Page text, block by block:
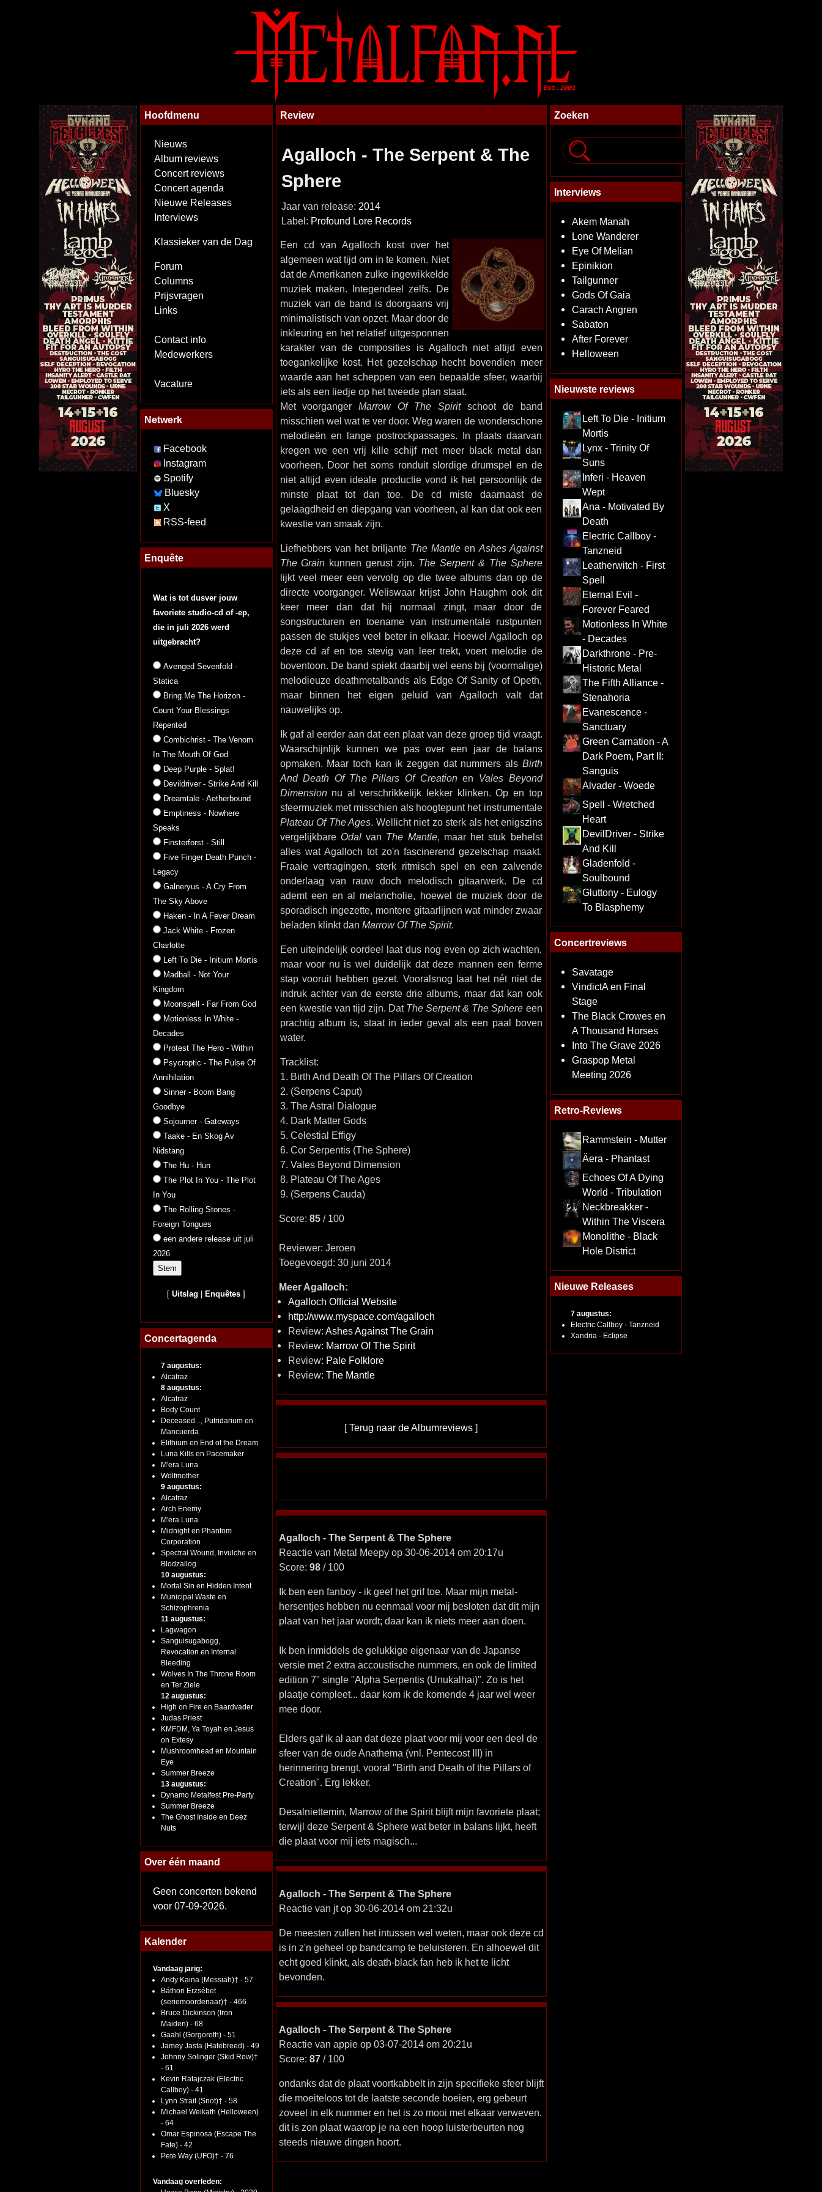
Hoofdmenu
Nieuws
Album reviews
Concert reviews
Concert agenda
Nieuwe Releases
Interviews
Klassieker van de Dag
Forum
Columns
Prijsvragen
Links
Contact info
Medewerkers
Vacature
Netwerk
Facebook
Instagram
Spotify
Bluesky
X
RSS-feed
Enquête
Wat is tot dusver jouw
favoriete studio-cd of -ep,
die in juli 2026 werd
uitgebracht?
Avenged Sevenfold -
Statica
Bring Me The Horizon -
Count Your Blessings
Repented
Combichrist - The Venom
In The Mouth Of God
Deep Purple - Splat!
Devildriver - Strike And Kill
Dreamtale - Aetherbound
Emptiness - Nowhere
Speaks
Finsterforst - Still
Five Finger Death Punch -
Legacy
Galneryus - A Cry From
The Sky Above
Haken - In A Fever Dream
Jack White - Frozen
Charlotte
Left To Die - Initium Mortis
Madball - Not Your
Kingdom
Moonspell - Far From God
Motionless In White -
Decades
Protest The Hero - Within
Psycroptic - The Pulse Of
Annihilation
Sinner - Boom Bang
Goodbye
Sojourner - Gateways
Taake - En Skog Av
Nidstang
The Hu - Hun
The Plot In You - The Plot
In You
The Rolling Stones -
Foreign Tongues
een andere release uit juli
2026
[Uitslag Enquêtes ]
Concertagenda
7 augustus:
Alcatraz
8 augustus:
Alcatraz
Body Count
Deceased..., Putridarium en
Mancuerda
Elithium en End of the Dream
Luna Kills en Pacemaker
M'era Luna
Wolfmother
9 augustus:
Alcatraz
Arch Enemy
M'era Luna
Midnight en Phantom
Corporation
Spectral Wound, Invulche en
Blodzallog
10 augustus:
Mortal Sin en Hidden Intent
Municipal Waste en
Schizophrenia
11 augustus:
Lagwagon
Sanguisugabogg,
Revocation en Internal
Bleeding
Wolves In The Throne Room
en Ter Ziele
12 augustus:
High on Fire en Baardvader
Judas Priest
KMFDM, Ya Toyah en Jesus
on Extesy
Mushroomhead en Mountain
Eye
Summer Breeze
13 augustus:
Dynamo Metalfest Pre-Party
Summer Breeze
The Ghost Inside en Deez
Nuts
Over één maand
Geen concerten bekend
voor 07-09-2026.
Kalender
Vandaag jarig:
Andy Kaina (Messiah)† - 57
Báthori Erzsébet
(seriemoordenaar)† - 466
Bruce Dickinson (Iron
Maiden) - 68
Gaahl (Gorgoroth) - 51
Jamey Jasta (Hatebreed) - 49
Johnny Solinger (Skid Row)†
- 61
Kevin Ratajczak (Electric
Callboy) - 41
Lynn Strait (Snot)† - 58
Michael Weikath (Helloween)
- 64
Omar Espinosa (Escape The
Fate) - 42
Pete Way (UFO)† - 76
Vandaag overleden:
Review
Agalloch - The Serpent & The
Sphere
Jaar van release: 2014
Label: Profound Lore Records
Een cd van Agalloch kost over het
algemeen wat tijd om in te komen. Niet
dat de Amerikanen zulke ingewikkelde
muziek maken. Integendeel zelfs. De
muziek van de band is doorgaans vrij
minimalistisch van opzet. Maar door de
inkleuring en het relatief uitgesponnen
karakter van de composities is Agalloch niet altijd even
toegankelijke kost. Het gezelschap hecht bovendien meer
waarde aan het scheppen van een bepaalde sfeer, waarbij
iets als een liedje op het tweede plan staat.
Met voorgangerMarrow Of The Spiritschoot de band
misschien wel wat te ver door. Weg waren de wonderschone
melodieën en lange postrockpassages. In plaats daarvan
kregen we een vrij kille schijf met meer black metal dan
voorheen. Door het soms ronduit slordige drumspel en de
niet altijd even ideale productie vond ik het persoonlijk de
minste plaat tot dan toe. De cd miste daarnaast de
gelaagdheid en diepgang van voorheen, al kan dat ook een
kwestie van smaak zijn.
Liefhebbers van het briljante The Mantleen Ashes Against
The Grain kunnen gerust zijn. The Serpent & The Sphere
lijkt veel meer een vervolg op die twee albums dan op de
directe voorganger. Weliswaar krijst John Haughm ook dit
keer meer dan dat hij normaal zingt, maar door de
songstructuren en toename van instrumentale rustpunten
passen de stukjes veel beter in elkaar. Hoewel Agalloch op
deze cd af en toe stevig van leer trekt, voert melodie de
boventoon. De band spiekt daarbij wel eens bij (voormalige)
melodieuze deathmetalbands als Edge Of Sanity of Opeth,
maar binnen het eigen geluid van Agalloch valt dat
nauwelijks op.
Ik gaf al eerder aan dat een plaat van deze groep tijd vraagt.
Waarschijnlijk kunnen we pas over een jaar de balans
opmaken. Maar toch kan ik zeggen dat nummers als Birth
And Death Of The Pillars Of Creationen Vales Beyond
Dimensionnu al verschrikkelijk lekker klinken. Op en top
sfeermuziek met misschien als hoogtepunt het instrumentale
Plateau Of The Ages. Wellicht niet zo sterk als het enigszins
vergelijkbare Odalvan The Mantle, maar het stuk behelst
alles wat Agalloch tot zo'n fascinerend gezelschap maakt.
Fraaie vertragingen, sterk ritmisch spel en een zalvende
onderlaag van rauw doch melodisch gitaarwerk. De cd
ademt een en al melancholie, hoewel de muziek door de
sporadisch ingezette, montere gitaarlijnen wat minder zwaar
beladen klinkt dan Marrow Of The Spirit.
Een uiteindelijk oordeel laat dus nog even op zich wachten,
maar voor nu is wel duidelijk dat deze mannen een ferme
stap vooruit hebben gezet. Vooralsnog laat het nét niet de
indruk achter van de eerste drie albums, maar dat kan ook
een kwestie van tijd zijn. Dat The Serpent & The Sphere een
prachtig album is, staat in ieder geval als een paal boven
water.
Tracklist:
1. Birth And Death Of The Pillars Of Creation
2. (Serpens Caput)
3. The Astral Dialogue
4. Dark Matter Gods
5. Celestial Effigy
6. Cor Serpentis (The Sphere)
7. Vales Beyond Dimension
8. Plateau Of The Ages
9. (Serpens Cauda)
Score: 85/ 100
Reviewer: Jeroen
Toegevoegd: 30 juni 2014
Meer Agalloch:
Agalloch Official Website
http://www.myspace.com/agalloch
Review: Ashes Against The Grain
Review: Marrow Of The Spirit
Review: Pale Folklore
Review: The Mantle
[Terug naar de Albumreviews ]
Agalloch - The Serpent & The Sphere
Reactie van Metal Meepy op 30-06-2014 om 20:17u
Score: 98/ 100
Ik ben een fanboy - ik geef het grif toe. Maar mijn metal-
hersentjes hebben nu eenmaal voor mij besloten dat dit mijn
plaat van het jaar wordt; daar kan ik niets meer aan doen.
Ik ben inmiddels de gelukkige eigenaar van de Japanse
versie met 2 extra accoustische nummers, en ook de limited
edition 7" single "Alpha Serpentis (Unukalhai)". Zo is het
plaatje compleet... daar kom ik de komende 4 jaar wel weer
mee door.
Elders gaf ik al aan dat deze plaat voor mij voor een deel de
sfeer van de oude Anathema (vnl. Pentecost III) in
herinnering brengt, vooral "Birth and Death of the Pillars of
Creation". Erg lekker.
Desalniettemin, Marrow of the Spirit blijft mijn favoriete plaat;
terwijl deze Serpent & Sphere wat beter in balans lijkt, heeft
die plaat voor mij iets magisch...
Agalloch - The Serpent & The Sphere
Reactie van jt op 30-06-2014 om 21:32u
De meesten zullen het intussen wel weten, maar ook deze cd
is in z'n geheel op bandcamp te beluisteren. En alhoewel dit
echt goed klinkt, als death-black fan heb ik het te licht
bevonden.
Agalloch - The Serpent & The Sphere
Reactie van appie op 03-07-2014 om 20:21u
Score: 87/ 100
ondanks dat de plaat voortkabbelt in zijn specifieke sfeer blijft
die moeiteloos tot de laatste seconde boeien, erg gebeurt
zoveel in elk nummer en het is zo mooi met elkaar verweven.
dit is zon plaat waarop je na een hoop luisterbeurten nog
steeds nieuwe dingen hoort.
Zoeken
Interviews
Akem Manah
Lone Wanderer
Eye Of Melian
Epinikion
Tailgunner
Gods Of Gaia
Carach Angren
Sabaton
After Forever
Helloween
Nieuwste reviews
Left To Die - Initium
Mortis
Lynx - Trinity Of
Suns
Inferi - Heaven
Wept
Ana - Motivated By
Death
Electric Callboy -
Tanzneid
Leatherwitch - First
Spell
Eternal Evil -
Forever Feared
Motionless In White
- Decades
Darkthrone - Pre-
Historic Metal
The Fifth Alliance -
Stenahoria
Evanescence -
Sanctuary
Green Carnation - A
Dark Poem, Part II:
Sanguis
Alvader - Woede
Spell - Wretched
Heart
DevilDriver - Strike
And Kill
Gladenfold -
Soulbound
Gluttony - Eulogy
To Blasphemy
Concertreviews
Savatage
VindictA en Final
Stage
The Black Crowes en
A Thousand Horses
Into The Grave 2026
Graspop Metal
Meeting 2026
Retro-Reviews
Rammstein - Mutter
Äera - Phantast
Echoes Of A Dying
World - Tribulation
Neckbreakker -
Within The Viscera
Monolithe - Black
Hole District
Nieuwe Releases
7 augustus:
Electric Callboy - Tanzneid
Xandria - Eclipse